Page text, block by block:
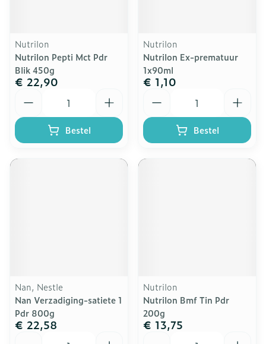
Nutrilon
Nutrilon Pepti Mct Pdr
Blik 450g
€ 22,90
Bestel
Nutrilon
Nutrilon Ex-prematuur
1x90ml
€ 1,10
Bestel
Nan, Nestle
Nan Verzadiging-satiete 1
Pdr 800g
€ 22,58
Nutrilon
Nutrilon Bmf Tin Pdr
200g
€ 13,75